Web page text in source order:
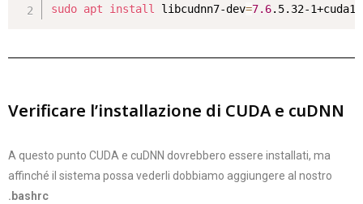
sudo apt install libcudnn7-dev=7.6.5.32-
Verificare l’installazione di CUDA e cuDNN
A questo punto CUDA e cuDNN dovrebbero essere installati, ma
affinché il sistema possa vederli dobbiamo aggiungere al nostro
.bashrc